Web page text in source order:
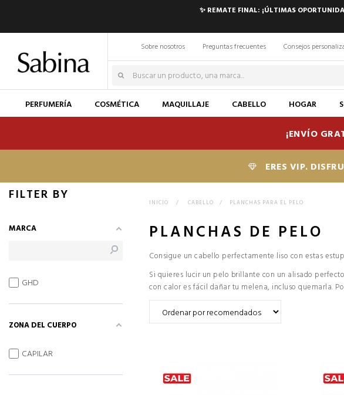
✨ REMATE FINAL: ¡ÚLTIMAS
Sobre nosotros Preguntas frecuentes Consejos
PERFUMERÍA COSMÉTICA MAQUILLAJE CABELLO HOGAR
¡ENVÍO
ERES VIP.
INICIO > CABELLO > PLANCHAS PARA EL PELO
PLANCHAS DE PELO
Consigue un cabello perfectamente liso con estas
Si quieres lucir un pelo brillante con un alisado
con calor es fácil dañar tu melena, incluso quemarla.
FILTER BY
MARCA
GHD
ZONA DEL CUERPO
CAPILAR